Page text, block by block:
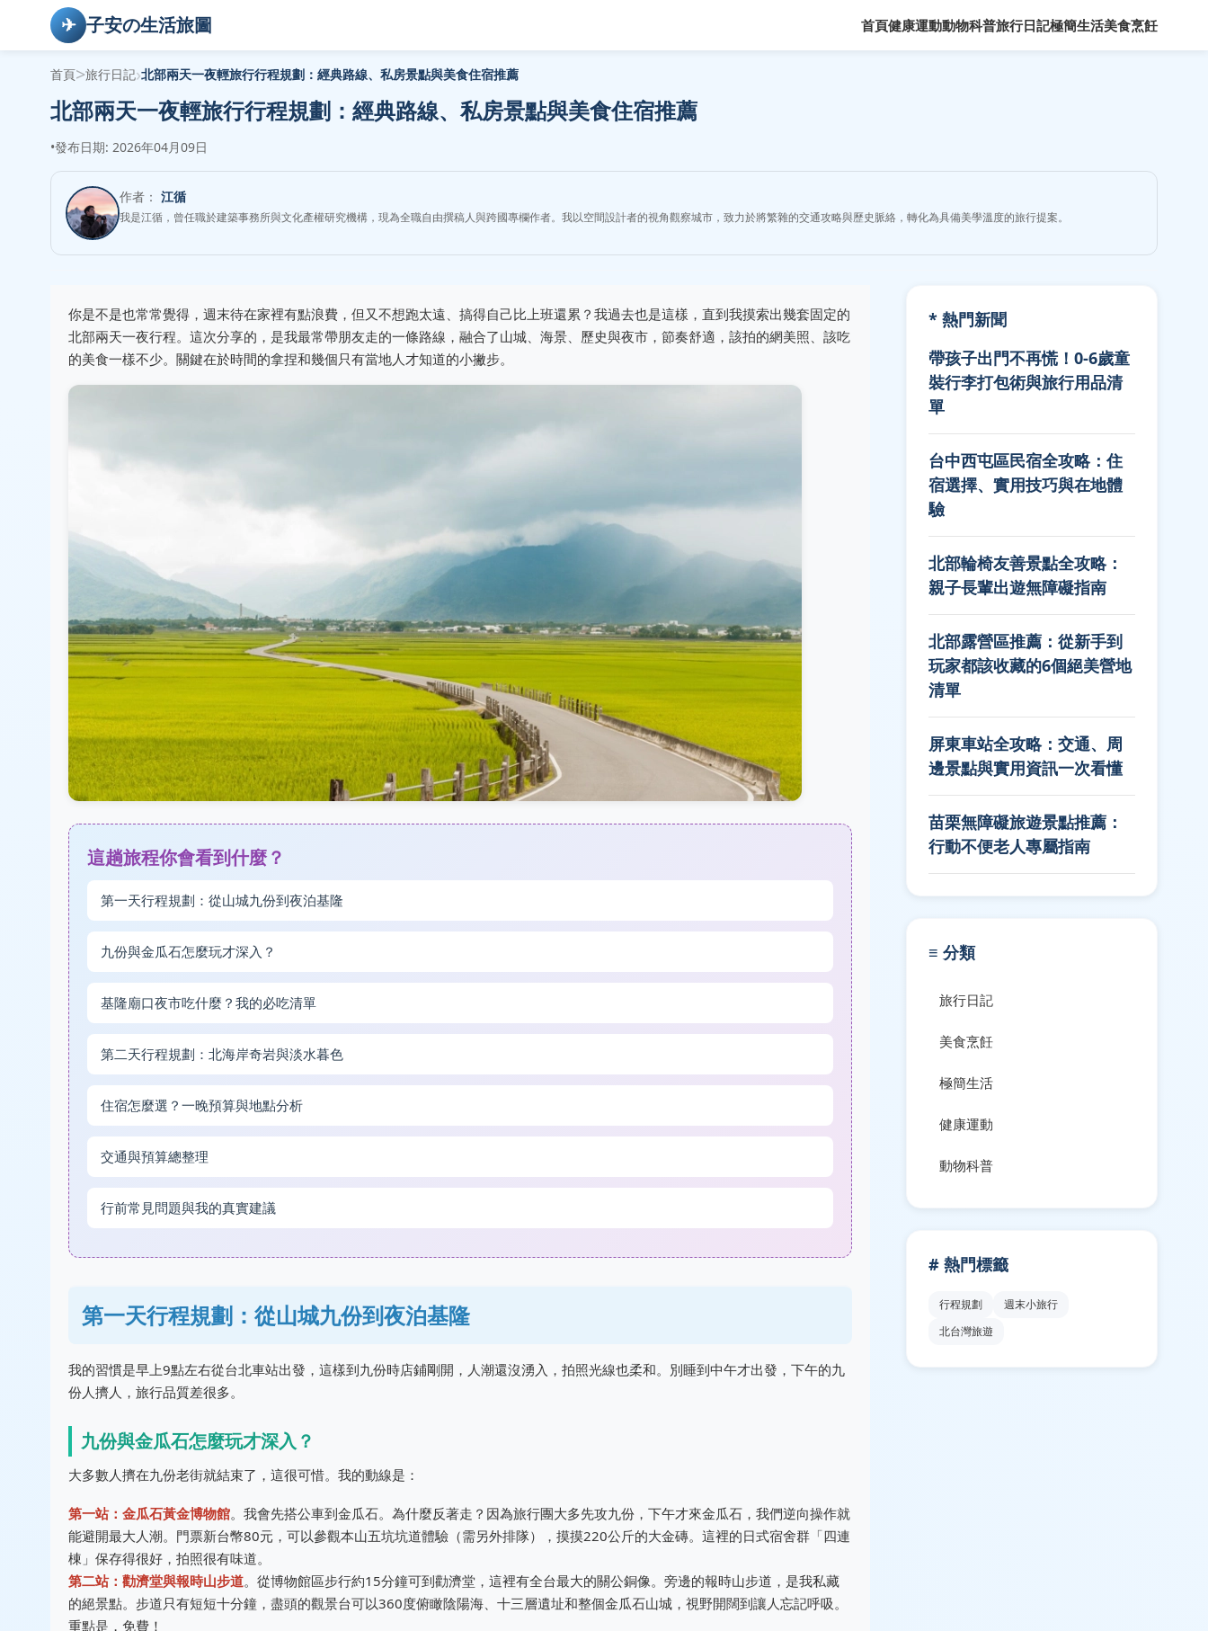
✈ 子安の生活旅圖 首頁健康運動動物科普旅行日記極簡生活美食烹飪
首頁>旅行日記›北部兩天一夜輕旅行行程規劃：經典路線、私房景點與美食住宿推薦
北部兩天一夜輕旅行行程規劃：經典路線、私房景點與美食住宿推薦
•發布日期: 2026年04月09日
作者： 江循
我是江循，曾任職於建築事務所與文化產權研究機構，現為全職自由撰稿人與跨國專欄作者。我以空間設計者的視角觀察城市，致力於將繁雜的交通攻略與歷史脈絡，轉化為具備美學溫度的旅行提案。
你是不是也常常覺得，週末待在家裡有點浪費，但又不想跑太遠、搞得自己比上班還累？我過去也是這樣，直到我摸索出幾套固定的
北部兩天一夜行程。這次分享的，是我最常帶朋友走的一條路線，融合了山城、海景、歷史與夜市，節奏舒適，該拍的網美照、該吃
的美食一樣不少。關鍵在於時間的拿捏和幾個只有當地人才知道的小撇步。
這趟旅程你會看到什麼？
第一天行程規劃：從山城九份到夜泊基隆
九份與金瓜石怎麼玩才深入？
基隆廟口夜市吃什麼？我的必吃清單
第二天行程規劃：北海岸奇岩與淡水暮色
住宿怎麼選？一晚預算與地點分析
交通與預算總整理
行前常見問題與我的真實建議
第一天行程規劃：從山城九份到夜泊基隆
我的習慣是早上9點左右從台北車站出發，這樣到九份時店鋪剛開，人潮還沒湧入，拍照光線也柔和。別睡到中午才出發，下午的九
份人擠人，旅行品質差很多。
九份與金瓜石怎麼玩才深入？
大多數人擠在九份老街就結束了，這很可惜。我的動線是：
第一站：金瓜石黃金博物館。我會先搭公車到金瓜石。為什麼反著走？因為旅行團大多先攻九份，下午才來金瓜石，我們逆向操作就
能避開最大人潮。門票新台幣80元，可以參觀本山五坑坑道體驗（需另外排隊），摸摸220公斤的大金磚。這裡的日式宿舍群「四連
棟」保存得很好，拍照很有味道。
第二站：勸濟堂與報時山步道。從博物館區步行約15分鐘可到勸濟堂，這裡有全台最大的關公銅像。旁邊的報時山步道，是我私藏
的絕景點。步道只有短短十分鐘，盡頭的觀景台可以360度俯瞰陰陽海、十三層遺址和整個金瓜石山城，視野開闊到讓人忘記呼吸。
重點是，免費！
* 熱門新聞
帶孩子出門不再慌！0-6歲童
裝行李打包術與旅行用品清
單
台中西屯區民宿全攻略：住
宿選擇、實用技巧與在地體
驗
北部輪椅友善景點全攻略：
親子長輩出遊無障礙指南
北部露營區推薦：從新手到
玩家都該收藏的6個絕美營地
清單
屏東車站全攻略：交通、周
邊景點與實用資訊一次看懂
苗栗無障礙旅遊景點推薦：
行動不便老人專屬指南
≡ 分類
旅行日記
美食烹飪
極簡生活
健康運動
動物科普
# 熱門標籤
行程規劃
週末小旅行
北台灣旅遊